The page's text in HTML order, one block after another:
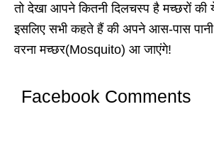
तो देखा आपने कितनी दिलचस्प है मच्छरों की
इसलिए सभी कहते हैं की अपने आस-पास पानी
वरना मच्छर(Mosquito) आ जाएंगे!
Facebook Comments